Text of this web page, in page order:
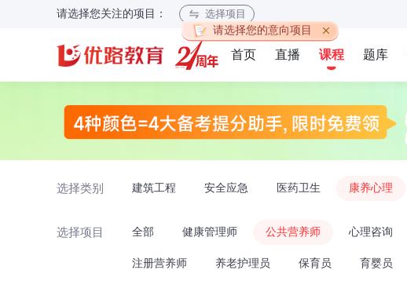
请选择您关注的项目：
选择项目
请选择您的意向项目
首页 直播 课程 题库
选择类别 建筑工程 安全应急 医药卫生 康养心理
选择项目 全部 健康管理师 公共营养师 心理咨询
注册营养师 养老护理员 保育员 育婴员